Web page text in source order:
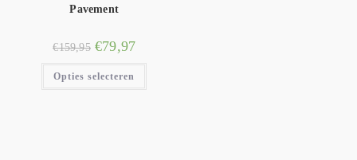
Pavement
€159,95 €79,97
Opties selecteren